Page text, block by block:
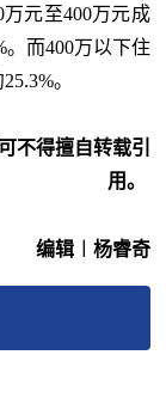
元至400万元成
。而400万以下住
。
不得擅自转载引
用。
编辑︱杨睿奇